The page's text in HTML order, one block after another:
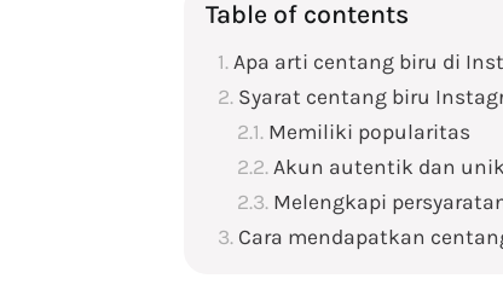
Table of contents
Apa arti centang biru di
Syarat centang biru
Memiliki popularitas
Akun autentik dan unik
Melengkapi
Cara mendapatkan